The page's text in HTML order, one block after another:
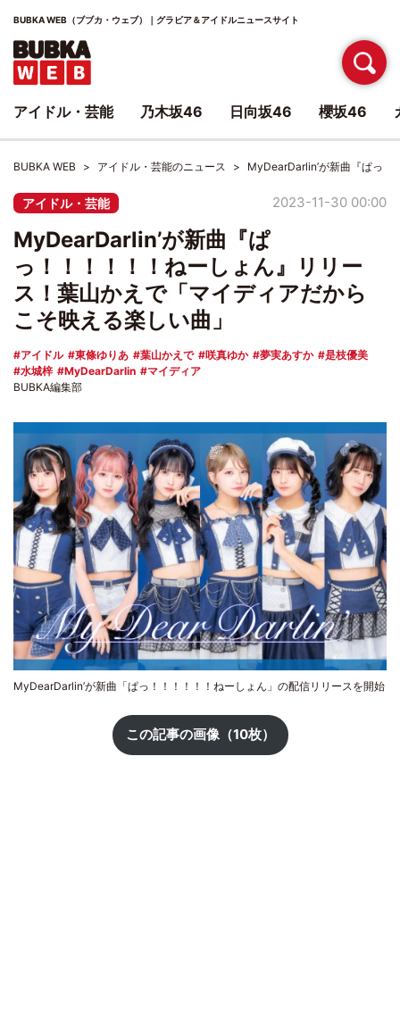
BUBKA WEB（ブブカ・ウェブ）｜グラビア＆アイドルニュースサイト
BUBKA WEB アイドル・芸能のニュース MyDearDarlin’が新曲『ぱっ！
アイドル・芸能 2023-11-30 00:00
MyDearDarlin’が新曲『ぱ
っ！！！！！！ねーしょん』リリー
ス！葉山かえで「マイディアだから
こそ映える楽しい曲」
アイドル 東條ゆりあ 葉山かえで 咲真ゆか 夢実あすか
是枝優美
水城梓
MyDearDarlin
マイディア
BUBKA編集部
MyDearDarlin’が新曲「ぱっ！！！！！！ねーしょん」の配信リリースを開始
この記事の画像（10枚）
アイドル・芸能 乃木坂46 日向坂46 櫻坂46